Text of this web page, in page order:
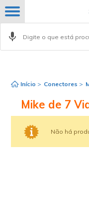
Início > Conectores >
Mike de 7
Não há